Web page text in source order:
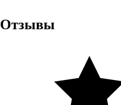
Отзывы